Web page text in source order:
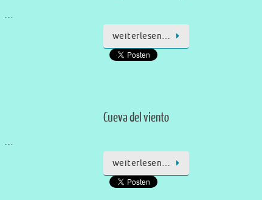
…
weiterlesen…
…
Cueva del viento
weiterlesen…